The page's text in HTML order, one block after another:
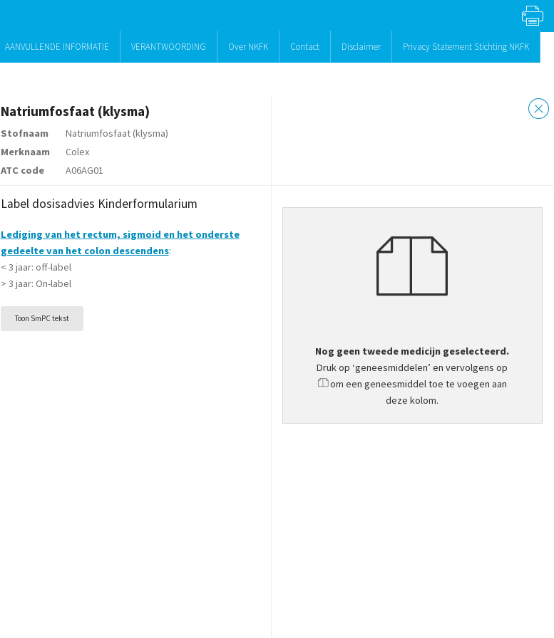
AANVULLENDE INFORMATIE VERANTWOORDING Over NKFK Contact Disclaimer Privacy Statement Stichting NKFK
Natriumfosfaat (klysma)
Stofnaam
Natriumfosfaat (klysma)
Merknaam
Colex
ATC code
A06AG01
Label dosisadvies Kinderformularium
Lediging van het rectum, sigmoid en het onderste
gedeelte van het colon descendens:
< 3 jaar: off-label
> 3 jaar: On-label
Toon SmPC tekst
Nog geen tweede medicijn geselecteerd.
Druk op ‘geneesmiddelen’ en vervolgens op
om een geneesmiddel toe te voegen aan
deze kolom.